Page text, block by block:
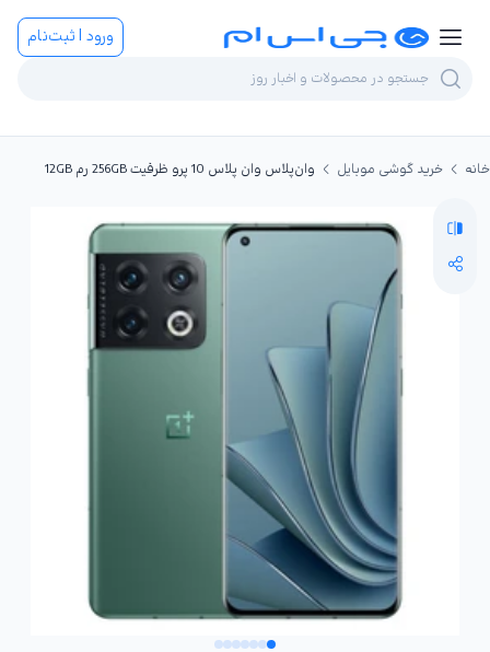
ورود | ثبت‌نام
خانه خرید گوشی موبایل وان‌پلاس وان پلاس 10 پرو ظرفیت 256GB رم 12GB